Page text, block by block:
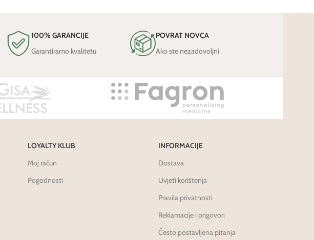
100% GARANCIJE
Garantiramo kvalitetu
POVRAT NOVCA
Ako ste nezadovoljni
LOYALTY KLUB
Moj račun
Pogodnosti
INFORMACIJE
Dostava
Uvjeti korištenja
Pravila privatnosti
Reklamacije i prigovori
Često postavljena pitanja